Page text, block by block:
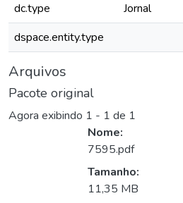
dc.type
Jornal
dspace.entity.type
Arquivos
Pacote original
Agora exibindo 1 - 1 de 1
Nome:
7595.pdf
Tamanho:
11,35 MB